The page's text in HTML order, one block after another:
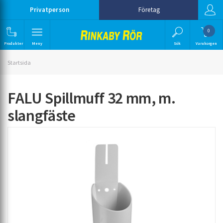
Privatperson Företag
Produkter Meny Sök
0
Varukorgen
Startsida
FALU Spillmuff 32 mm, m.
slangfäste